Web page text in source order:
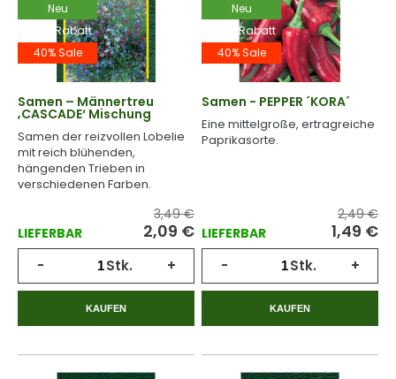
Neu
-40% Rabatt
40% Sale
Samen – Männertreu
‚CASCADE‘ Mischung
Samen der reizvollen Lobelie
mit reich blühenden,
hängenden Trieben in
verschiedenen Farben.
LIEFERBAR
3,49 €
2,09 €
- Stk. +
KAUFEN
Neu
-40% Rabatt
40% Sale
Samen - PEPPER ´KORA´
Eine mittelgroße, ertragreiche
Paprikasorte.
LIEFERBAR
2,49 €
1,49 €
- Stk. +
KAUFEN